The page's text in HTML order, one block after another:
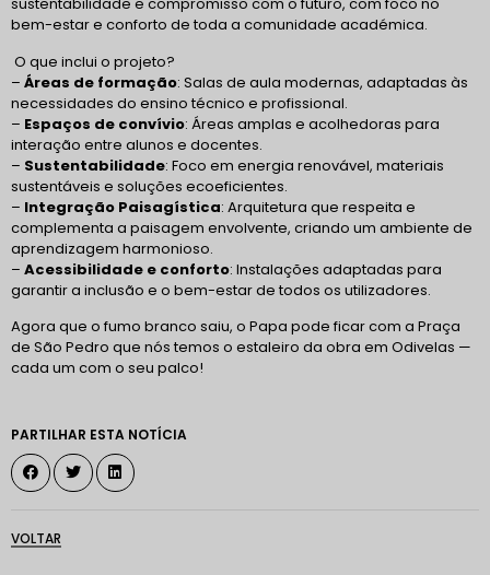
sustentabilidade e compromisso com o futuro, com foco no
bem-estar e conforto de toda a comunidade académica.
O que inclui o projeto?
– Áreas de formação: Salas de aula modernas, adaptadas às
necessidades do ensino técnico e profissional.
– Espaços de convívio: Áreas amplas e acolhedoras para
interação entre alunos e docentes.
– Sustentabilidade: Foco em energia renovável, materiais
sustentáveis e soluções ecoeficientes.
– Integração Paisagística: Arquitetura que respeita e
complementa a paisagem envolvente, criando um ambiente de
aprendizagem harmonioso.
– Acessibilidade e conforto: Instalações adaptadas para
garantir a inclusão e o bem-estar de todos os utilizadores.
Agora que o fumo branco saiu, o Papa pode ficar com a Praça
de São Pedro que nós temos o estaleiro da obra em Odivelas —
cada um com o seu palco!
PARTILHAR ESTA NOTÍCIA
VOLTAR